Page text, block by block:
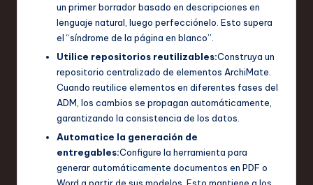
un primer borrador basado en descripciones en
lenguaje natural, luego perfecciónelo. Esto supera
el “síndrome de la página en blanco”.
Utilice repositorios reutilizables:Construya un
repositorio centralizado de elementos ArchiMate.
Cuando reutilice elementos en diferentes fases del
ADM, los cambios se propagan automáticamente,
garantizando la consistencia de los datos.
Automatice la generación de
entregables:Configure la herramienta para
generar automáticamente documentos en PDF o